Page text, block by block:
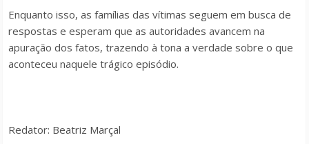
Enquanto isso, as famílias das vítimas seguem em busca de
respostas e esperam que as autoridades avancem na
apuração dos fatos, trazendo à tona a verdade sobre o que
aconteceu naquele trágico episódio.
Redator: Beatriz Marçal